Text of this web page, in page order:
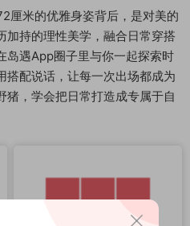
厘米的优雅身姿背后，是对美的
加持的理性美学，融合日常穿搭
岛遇App圈子里与你一起探索时
搭配说话，让每一次出场都成为
猪，学会把日常打造成专属于自